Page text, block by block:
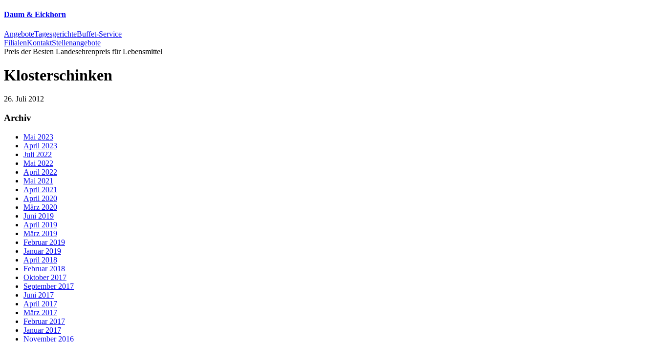
Daum & Eickhorn
AngeboteTagesgerichteBuffet-Service
FilialenKontaktStellenangebote
Preis der Besten Landesehrenpreis für Lebensmittel
Klosterschinken
26. Juli 2012
Archiv
Mai 2023
April 2023
Juli 2022
Mai 2022
April 2022
Mai 2021
April 2021
April 2020
März 2020
Juni 2019
April 2019
März 2019
Februar 2019
Januar 2019
April 2018
Februar 2018
Oktober 2017
September 2017
Juni 2017
April 2017
März 2017
Februar 2017
Januar 2017
November 2016